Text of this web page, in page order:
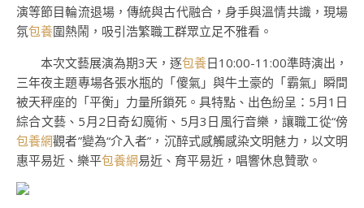
演等節目輪流退場，傳統與古代融合，身手與溫情共識，現場
氛包養圍熱鬧，吸引浩繁職工群眾立足不雅看。
本次文藝展演為期3天，逐包養日10:00-11:00準時演出，
三年夜主題專場各張水瓶的「傻氣」與牛土豪的「霸氣」瞬間
被天秤座的「平衡」力量所鎖死。具特點、出色紛呈：5月1日
綜合文藝、5月2日奇幻魔術、5月3日風行音樂，讓職工從“傍
包養網觀者”變為“介入者”，沉醉式感觸感染文明魅力，以文明
惠平易近、樂平包養網易近、育平易近，唱響休息贊歌。